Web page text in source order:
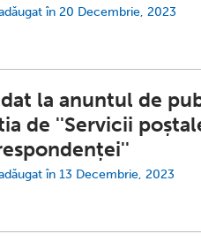
în 20 Decembrie, 2023
la anuntul de
de ''Servicii
în 13 Decembrie, 2023